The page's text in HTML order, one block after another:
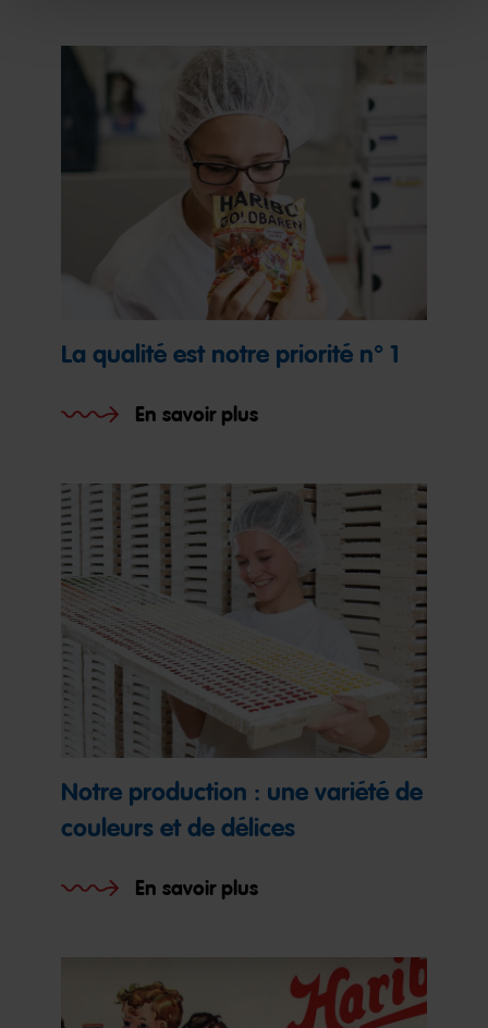
La qualité est notre priorité n° 1
En savoir plus
Notre production : une variété de
couleurs et de délices
En savoir plus